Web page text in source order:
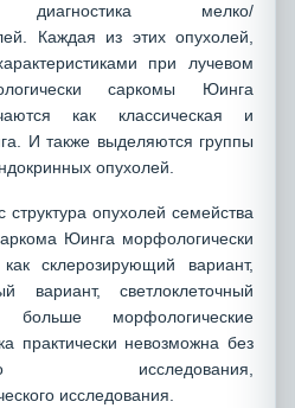
диагностика мелко/
Каждая из этих опухолей,
при лучевом
саркомы Юинга
как классическая и
И также выделяются группы
опухолей.
структура опухолей семейства
Юинга морфологически
склерозирующий вариант,
вариант, светлоклеточный
морфологические
практически невозможна без
исследования,
исследования.